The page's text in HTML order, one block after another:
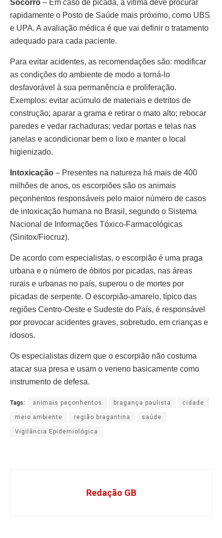
Socorro – Em caso de picada, a vítima deve procurar
rapidamente o Posto de Saúde mais próximo, como UBS
e UPA. A avaliação médica é que vai definir o tratamento
adequado para cada paciente.
Para evitar acidentes, as recomendações são: modificar
as condições do ambiente de modo a torná-lo
desfavorável à sua permanência e proliferação.
Exemplos: evitar acúmulo de materiais e detritos de
construção; aparar a grama e retirar o mato alto; rebocar
paredes e vedar rachaduras; vedar portas e telas nas
janelas e acondicionar bem o lixo e manter o local
higienizado.
Intoxicação – Presentes na natureza há mais de 400
milhões de anos, os escorpiões são os animais
peçonhentos responsáveis pelo maior número de casos
de intoxicação humana no Brasil, segundo o Sistema
Nacional de Informações Tóxico-Farmacológicas
(Sinitox/Fiocruz).
De acordo com especialistas, o escorpião é uma praga
urbana e o número de óbitos por picadas, nas áreas
rurais e urbanas no país, superou o de mortes por
picadas de serpente. O escorpião-amarelo, típico das
regiões Centro-Oeste e Sudeste do País, é responsável
por provocar acidentes graves, sobretudo, em crianças e
idosos.
Os especialistas dizem que o escorpião não costuma
atacar sua presa e usam o veneno basicamente como
instrumento de defesa.
Tags: animais peçonhentos bragança paulista cidade
meio ambiente região bragantina saúde
Vigilância Epidemiológica
Redação GB